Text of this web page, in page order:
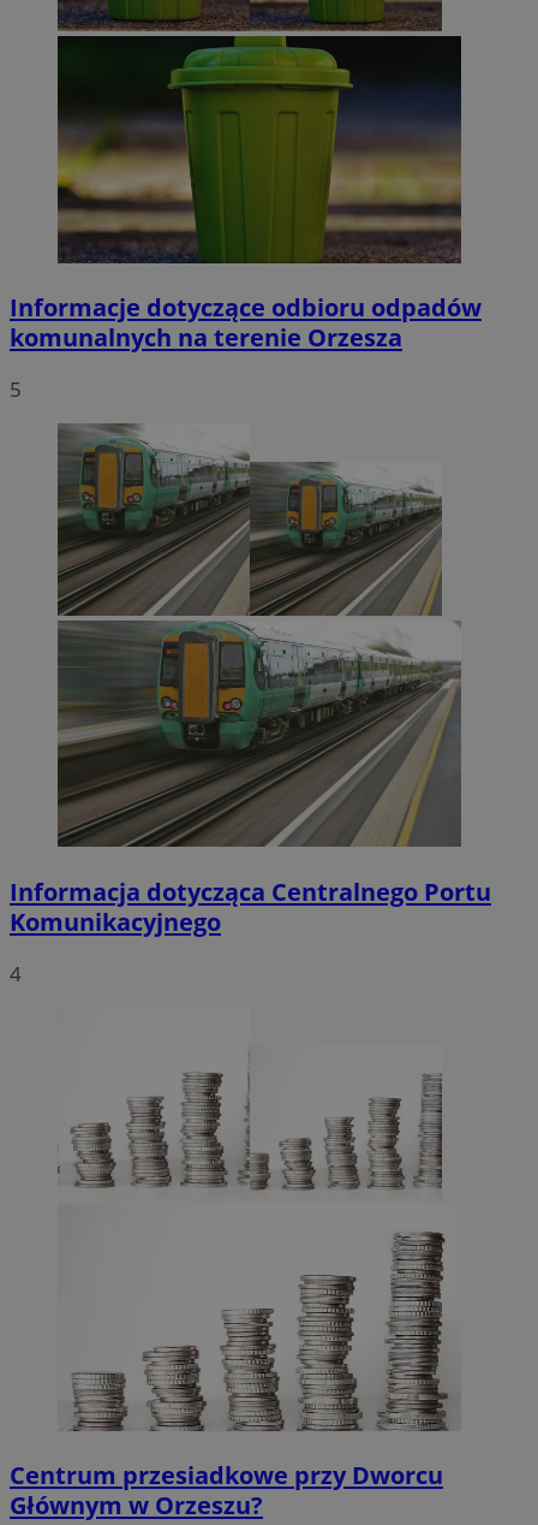
Informacje dotyczące odbioru odpadów
komunalnych na terenie Orzesza
5
Informacja dotycząca Centralnego Portu
Komunikacyjnego
4
Centrum przesiadkowe przy Dworcu
Głównym w Orzeszu?